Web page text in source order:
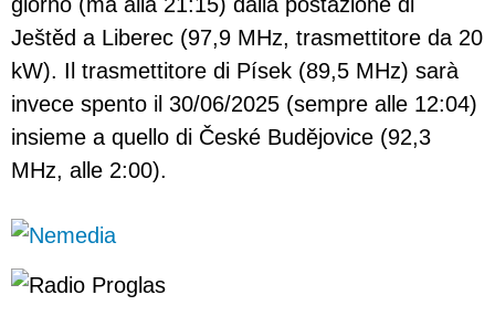
giorno (ma alla 21:15) dalla postazione di
Ještěd a Liberec (97,9 MHz, trasmettitore da 20
kW). Il trasmettitore di Písek (89,5 MHz) sarà
invece spento il 30/06/2025 (sempre alle 12:04)
insieme a quello di České Budějovice (92,3
MHz, alle 2:00).